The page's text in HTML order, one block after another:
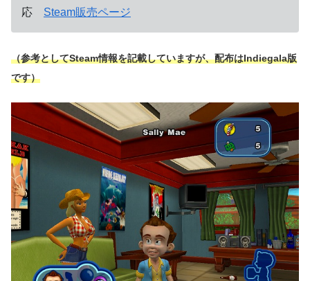
応 Steam販売ページ
（参考としてSteam情報を記載していますが、配布はIndiegala版
です）